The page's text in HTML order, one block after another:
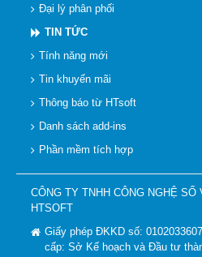
Đại lý phân phối
TIN TỨC
Tính năng mới
Tin khuyến mãi
Thông báo từ HTsoft
Danh sách add-ins
Phần mềm tích hợp
CÔNG TY TNHH CÔNG NGHỆ
HTSOFT
Giấy phép ĐKKD số:
cấp: Sở Kế hoạch và Đầu tư